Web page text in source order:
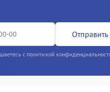
Отправить
с политикой